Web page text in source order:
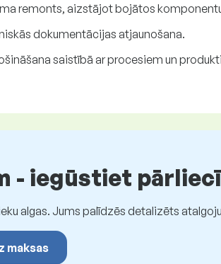
remonts, aizstājot bojātos
dokumentācijas atjaunošana.
saistībā ar procesiem un
- iegūstiet
algas. Jums palīdzēs detalizēts
maksas